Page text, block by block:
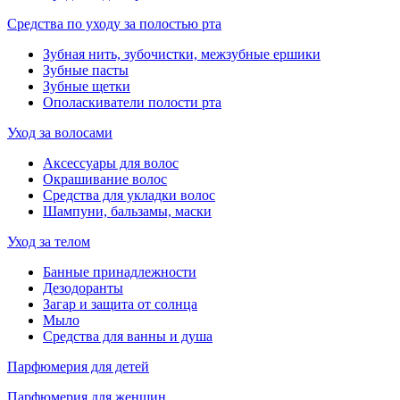
Средства по уходу за полостью рта
Зубная нить, зубочистки, межзубные ершики
Зубные пасты
Зубные щетки
Ополаскиватели полости рта
Уход за волосами
Аксессуары для волос
Окрашивание волос
Средства для укладки волос
Шампуни, бальзамы, маски
Уход за телом
Банные принадлежности
Дезодоранты
Загар и защита от солнца
Мыло
Средства для ванны и душа
Парфюмерия для детей
Парфюмерия для женщин